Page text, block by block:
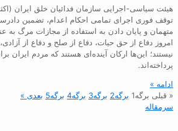
هیئت سیاسی-اجرایی سازمان فدائیان خلق ایران
توقف فوری اجرای تمامی احکام اعدام، تضمین
متهمان و پایان دادن به استفاده از مجازات مرگ به
امروز دفاع از حق حیات، دفاع از صلح و دفاع از
نیستند؛ این‌ها ارکان آینده‌ای هستند که مردم ایران
پرداخته‌اند.
ادامه »
« قبلی برگه1 برگه2 برگه3 برگه4 برگه5 بعدی »
سرمقاله